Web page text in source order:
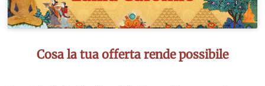
Cosa la tua offerta rende possibile